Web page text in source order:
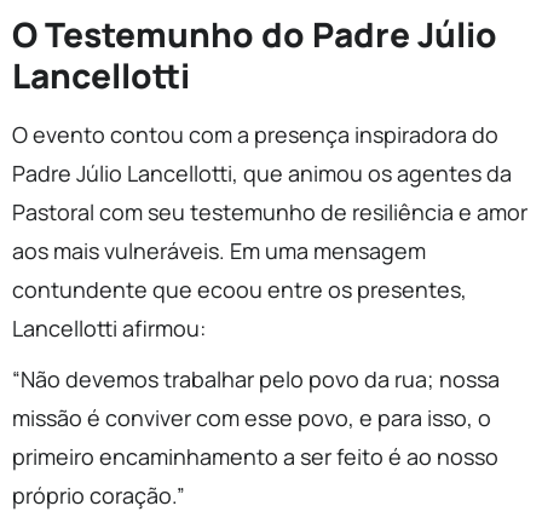
O Testemunho do Padre Júlio
Lancellotti
O evento contou com a presença inspiradora do
Padre Júlio Lancellotti, que animou os agentes da
Pastoral com seu testemunho de resiliência e amor
aos mais vulneráveis. Em uma mensagem
contundente que ecoou entre os presentes,
Lancellotti afirmou:
“Não devemos trabalhar pelo povo da rua; nossa
missão é conviver com esse povo, e para isso, o
primeiro encaminhamento a ser feito é ao nosso
próprio coração.”